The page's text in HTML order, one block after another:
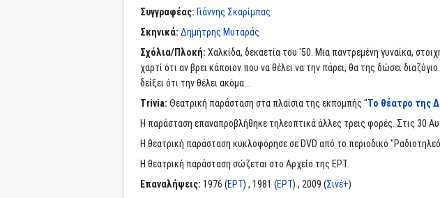
Συγγραφέας: Γιάννης Σκαρίμπας
Σκηνικά: Δημήτρης Μυταράς
Σχόλια/Πλοκή: Χαλκίδα, δεκαετία του '50. Μια παντρεμένη γυναίκα,
χαρτί ότι αν βρει κάποιον που να θέλει να την πάρει, θα της δώσει
δείξει ότι την θέλει ακόμα...
Trivia: Θεατρική παράσταση στα πλαίσια της εκπομπής "Το θέατρο της
Η παράσταση επαναπροβλήθηκε τηλεοπτικά άλλες τρεις φορές. Στις 30
Η θεατρική παράσταση κυκλοφόρησε σε DVD από το περιοδικό
Η θεατρική παράσταση σώζεται στο Αρχείο της ΕΡΤ.
Επαναλήψεις: 1976 (ΕΡΤ) , 1981 (ΕΡΤ) , 2009 (Σινέ+)